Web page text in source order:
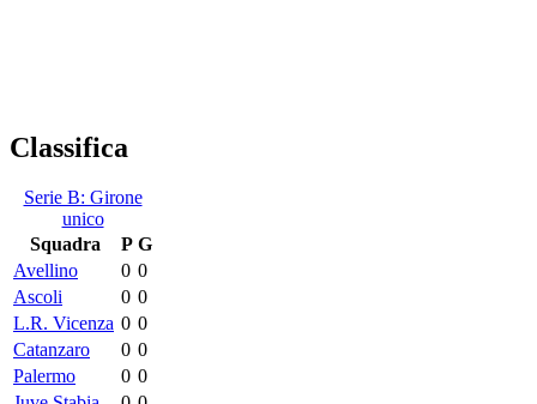
Classifica
Serie B: Girone
unico
Squadra
P G
Avellino
0 0
Ascoli
0 0
L.R. Vicenza 0 0
Catanzaro
0 0
Palermo
0 0